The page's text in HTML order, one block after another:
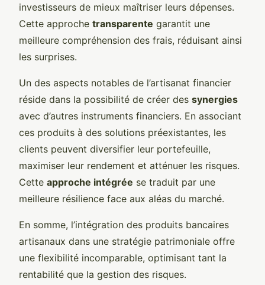
investisseurs de mieux maîtriser leurs dépenses.
Cette approche transparente garantit une
meilleure compréhension des frais, réduisant ainsi
les surprises.
Un des aspects notables de l’artisanat financier
réside dans la possibilité de créer des synergies
avec d’autres instruments financiers. En associant
ces produits à des solutions préexistantes, les
clients peuvent diversifier leur portefeuille,
maximiser leur rendement et atténuer les risques.
Cette approche intégrée se traduit par une
meilleure résilience face aux aléas du marché.
En somme, l’intégration des produits bancaires
artisanaux dans une stratégie patrimoniale offre
une flexibilité incomparable, optimisant tant la
rentabilité que la gestion des risques.